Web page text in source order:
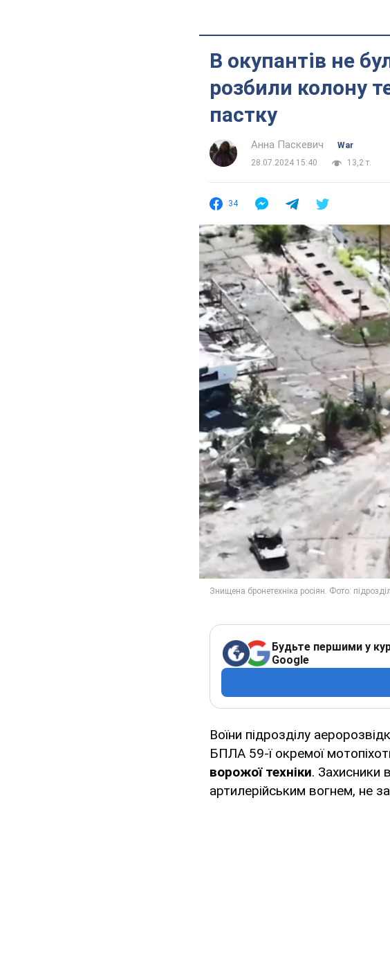
В окупантів не
розбили колону
пастку
Анна Паскевич
War
28.07.2024 15:40
13,2 т.
34
Будьте першими у
Google
Воїни підрозділу
БПЛА 59-ї окремої
ворожої техніки. Захисники
артилерійським вогнем, не